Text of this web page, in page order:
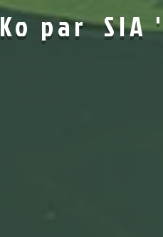
Ko par